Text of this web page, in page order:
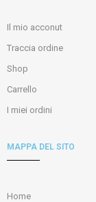
Il mio acconut
Traccia ordine
Shop
Carrello
I miei ordini
MAPPA DEL SITO
Home